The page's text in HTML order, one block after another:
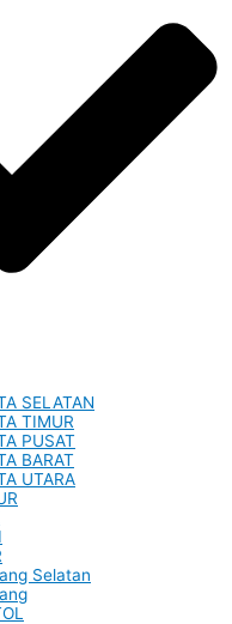
SELATAN
TIMUR
PUSAT
BARAT
UTARA
Selatan